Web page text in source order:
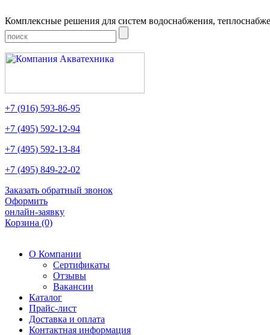
Комплексные решения для систем водоснабжения,
+7 (916) 593-86-95
+7 (495) 592-12-94
+7 (495) 592-13-84
+7 (495) 849-22-02
Заказать обратный звонок
Оформить
онлайн-заявку
Корзина (0)
О Компании
Сертификаты
Отзывы
Вакансии
Каталог
Прайс-лист
Доставка и оплата
Контактная информация